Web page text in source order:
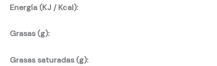
Energía (KJ / Kcal):
Grasas (g):
Grasas saturadas (g):